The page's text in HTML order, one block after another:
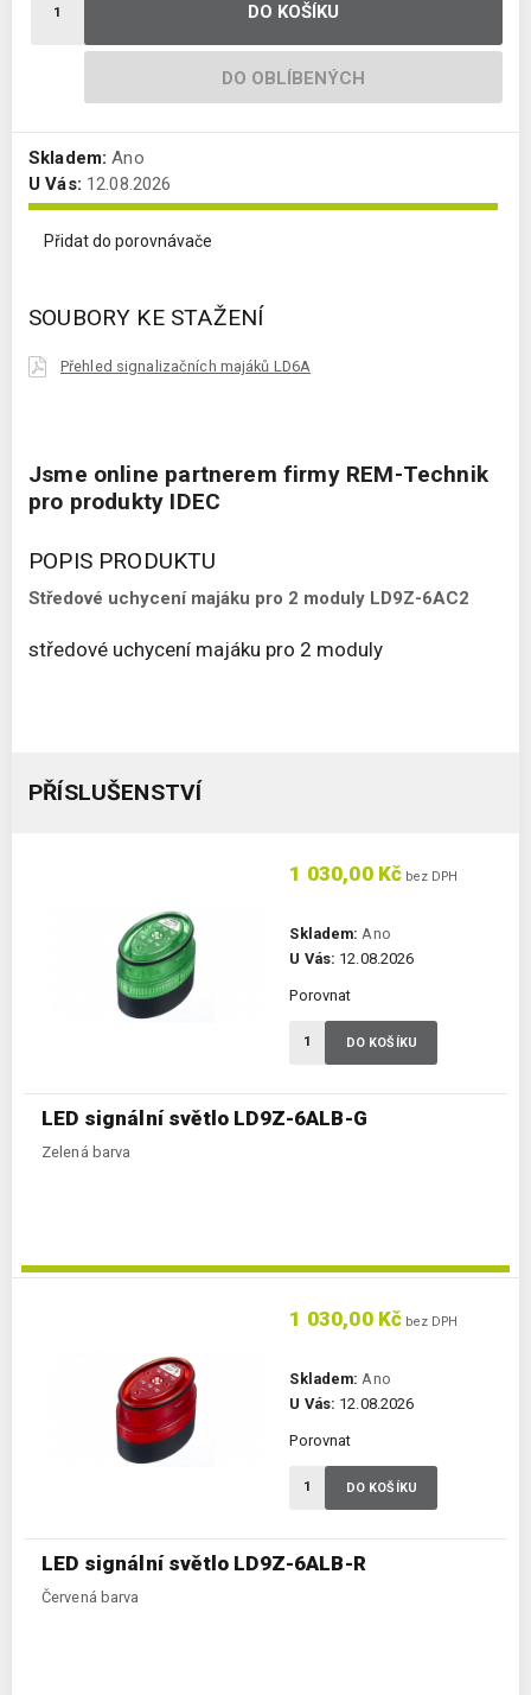
DO KOŠÍKU
DO OBLÍBENÝCH
Skladem: Ano
U Vás: 12.08.2026
Přidat do porovnávače
SOUBORY KE STAŽENÍ
Přehled signalizačních majáků LD6A
Jsme online partnerem firmy REM-Technik
pro produkty IDEC
POPIS PRODUKTU
Středové uchycení majáku pro 2 moduly LD9Z-6AC2
středové uchycení majáku pro 2 moduly
PŘÍSLUŠENSTVÍ
LED signální světlo LD9Z-6ALB-G
Zelená barva
1 030,00 Kč bez DPH
Skladem: Ano
U Vás: 12.08.2026
Porovnat
DO KOŠÍKU
LED signální světlo LD9Z-6ALB-R
Červená barva
1 030,00 Kč bez DPH
Skladem: Ano
U Vás: 12.08.2026
Porovnat
DO KOŠÍKU